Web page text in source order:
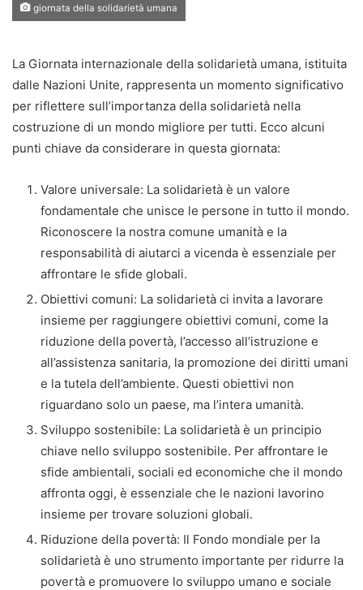
giornata della solidarietà umana
La Giornata internazionale della solidarietà umana, istituita
dalle Nazioni Unite, rappresenta un momento significativo
per riflettere sull’importanza della solidarietà nella
costruzione di un mondo migliore per tutti. Ecco alcuni
punti chiave da considerare in questa giornata:
Valore universale: La solidarietà è un valore
fondamentale che unisce le persone in tutto il mondo.
Riconoscere la nostra comune umanità e la
responsabilità di aiutarci a vicenda è essenziale per
affrontare le sfide globali.
Obiettivi comuni: La solidarietà ci invita a lavorare
insieme per raggiungere obiettivi comuni, come la
riduzione della povertà, l’accesso all’istruzione e
all’assistenza sanitaria, la promozione dei diritti umani
e la tutela dell’ambiente. Questi obiettivi non
riguardano solo un paese, ma l’intera umanità.
Sviluppo sostenibile: La solidarietà è un principio
chiave nello sviluppo sostenibile. Per affrontare le
sfide ambientali, sociali ed economiche che il mondo
affronta oggi, è essenziale che le nazioni lavorino
insieme per trovare soluzioni globali.
Riduzione della povertà: Il Fondo mondiale per la
solidarietà è uno strumento importante per ridurre la
povertà e promuovere lo sviluppo umano e sociale